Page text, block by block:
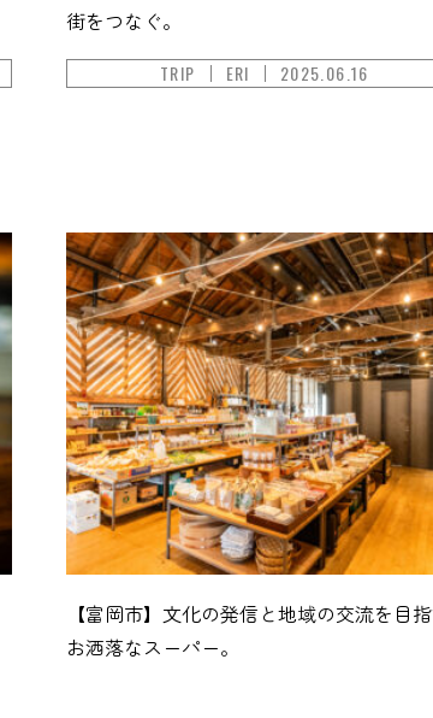
街をつなぐ。
TRIP ERI 2025.06.16
【富岡市】文化の発信と地域の交流を目
お洒落なスーパー。